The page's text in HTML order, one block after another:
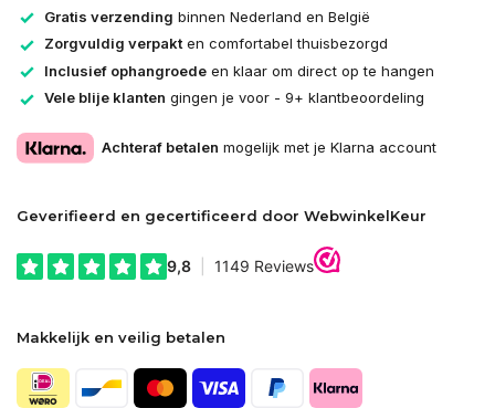
Gratis verzending binnen Nederland en België
Zorgvuldig verpakten comfortabel thuisbezorgd
Inclusief ophangroede en klaar om direct op te hangen
Vele blije klanten gingen je voor - 9+ klantbeoordeling
Achteraf betalen mogelijk met je Klarna account
Geverifieerd en gecertificeerd door WebwinkelKeur
Makkelijk en veilig betalen